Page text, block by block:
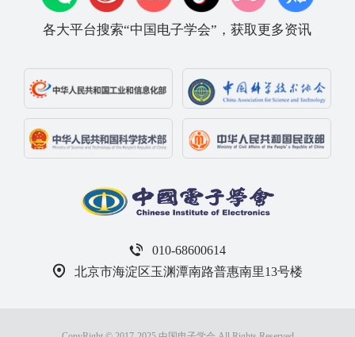
各大平台搜索“中国电子学会”，获取更多资讯
010-68600614
北京市海淀区玉渊潭南路普惠南里13号楼